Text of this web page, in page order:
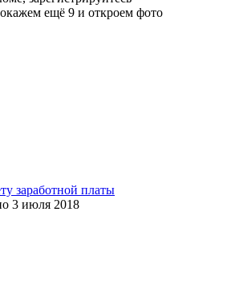
ещё 9 и откроем фото
заработной платы
3 июля 2018